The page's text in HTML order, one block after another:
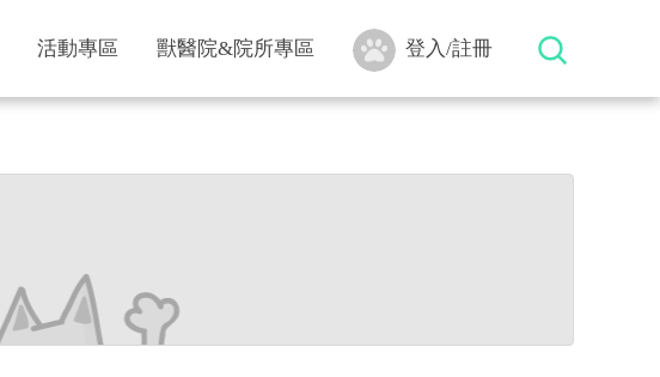
活動專區 獸醫院&院所專區 登入/註冊